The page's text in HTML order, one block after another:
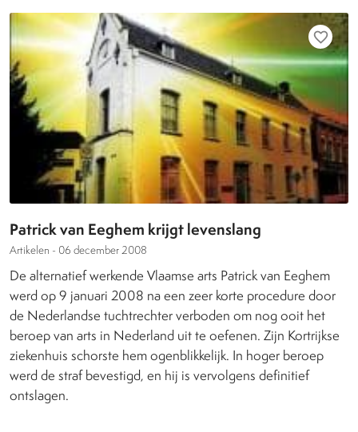
favorite_border
Patrick van Eeghem krijgt levenslang
Artikelen - 06 december 2008
De alternatief werkende Vlaamse arts Patrick van Eeghem
werd op 9 januari 2008 na een zeer korte procedure door
de Nederlandse tuchtrechter verboden om nog ooit het
beroep van arts in Nederland uit te oefenen. Zijn Kortrijkse
ziekenhuis schorste hem ogenblikkelijk. In hoger beroep
werd de straf bevestigd, en hij is vervolgens definitief
ontslagen.